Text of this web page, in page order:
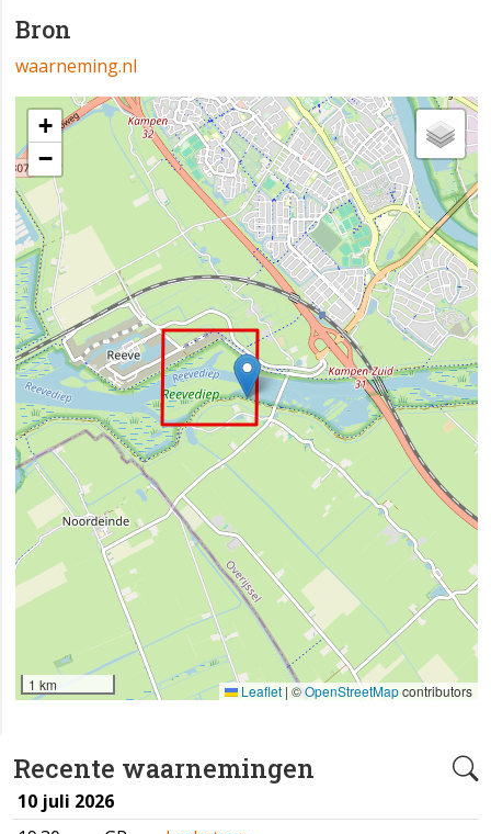
Recente waarnemingen
10 juli 2026
Bron
waarneming.nl
+
−
1 km Leaflet | ©OpenStreetMapcontributors